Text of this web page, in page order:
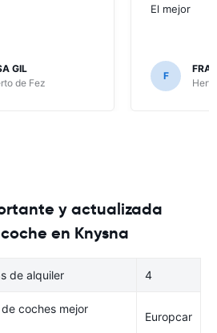
GIL
de Fez
El mejor
F
y actualizada
en Knysna
de alquiler 4
coches mejor
Europcar